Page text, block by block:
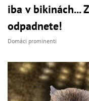
iba v bikinách...
odpadnete!
Domáci prominenti